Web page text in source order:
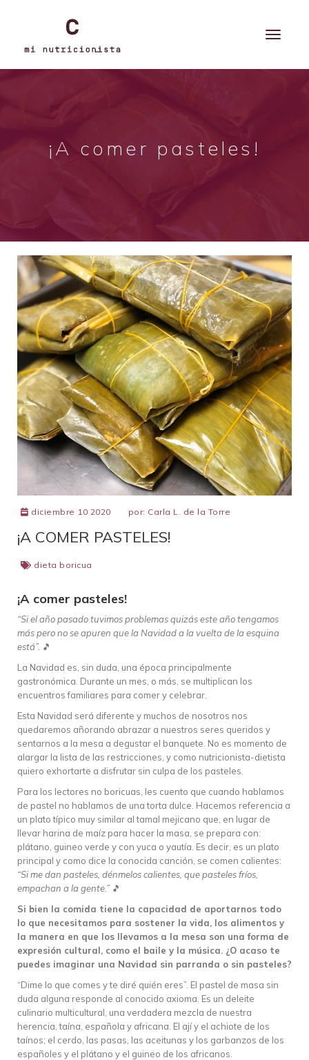
¡A comer pasteles!
diciembre 10 2020 por: Carla L. de la Torre
¡A COMER PASTELES!
dieta boricua
¡A comer pasteles!
“Si el año pasado tuvimos problemas quizás este año tengamos
más pero no se apuren que la Navidad a la vuelta de la esquina
está”. 🎵
La Navidad es, sin duda, una época principalmente
gastronómica. Durante un mes, o más, se multiplican los
encuentros familiares para comer y celebrar.
Esta Navidad será diferente y muchos de nosotros nos
quedaremos añorando abrazar a nuestros seres queridos y
sentarnos a la mesa a degustar el banquete. No es momento de
alargar la lista de las restricciones, y como nutricionista-dietista
quiero exhortarte a disfrutar sin culpa de los pasteles.
Para los lectores no boricuas, les cuento que cuando hablamos
de pastel no hablamos de una torta dulce. Hacemos referencia a
un plato típico muy similar al tamal mejicano que, en lugar de
llevar harina de maíz para hacer la masa, se prepara con:
plátano, guineo verde y con yuca o yautía. Es decir, es un plato
principal y como dice la conocida canción, se comen calientes:
“Si me dan pasteles, dénmelos calientes, que pasteles fríos,
empachan a la gente.” 🎵
Si bien la comida tiene la capacidad de aportarnos todo
lo que necesitamos para sostener la vida, los alimentos y
la manera en que los llevamos a la mesa son una forma de
expresión cultural, como el baile y la música. ¿O acaso te
puedes imaginar una Navidad sin parranda o sin pasteles?
“Dime lo que comes y te diré quién eres”. El pastel de masa sin
duda alguna responde al conocido axioma. Es un deleite
culinario multicultural, una verdadera mezcla de nuestra
herencia, taína, española y africana. El ají y el achiote de los
taínos; el cerdo, las pasas, las aceitunas y los garbanzos de los
españoles y el plátano y el guineo de los africanos.